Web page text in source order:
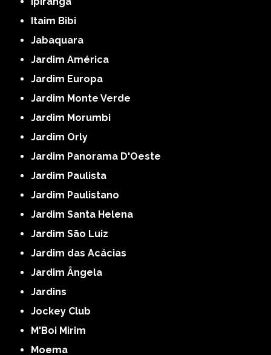
Itaim Bibi
Jabaquara
Jardim América
Jardim Europa
Jardim Monte Verde
Jardim Morumbi
Jardim Orly
Jardim Panorama D'Oeste
Jardim Paulista
Jardim Paulistano
Jardim Santa Helena
Jardim São Luiz
Jardim das Acácias
Jardim Ângela
Jardins
Jockey Club
M'Boi Mirim
Moema